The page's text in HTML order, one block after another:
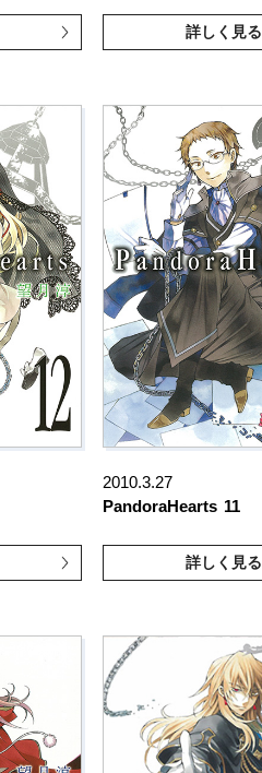
詳しく見る
2010.3.27
PandoraHearts 11
詳しく見る